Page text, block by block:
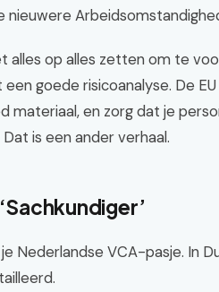
alles op alles zetten om te
goede risicoanalyse. De
materiaal, en zorg dat je
is een ander verhaal.
Nederlandse VCA-pasje. In